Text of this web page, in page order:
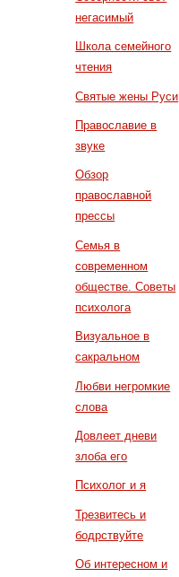
негасимый
Школа семейного
чтения
Святые жены Руси
Православие в
звуке
Обзор
православной
прессы
Семья в
современном
обществе. Советы
психолога
Визуальное в
сакральном
Любви негромкие
слова
Довлеет дневи
злоба его
Психолог и я
Трезвитесь и
бодрствуйте
Об интересном и